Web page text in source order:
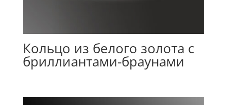
Кольцо из белого золота с
бриллиантами-браунами